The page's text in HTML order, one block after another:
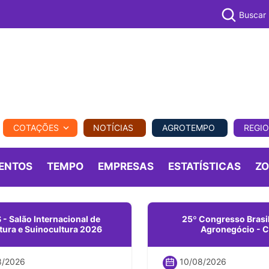
REGIONAL COMERCIAL AGROVIAGENS
Buscar
COTAÇÕES NOTÍCIAS AGROTEMPO
TEMPO EMPRESAS ESTATÍSTICAS
- Salão Internacional de
e Suinocultura 2026
2026
25º Congresso
Agronegócio -
10/08/2026